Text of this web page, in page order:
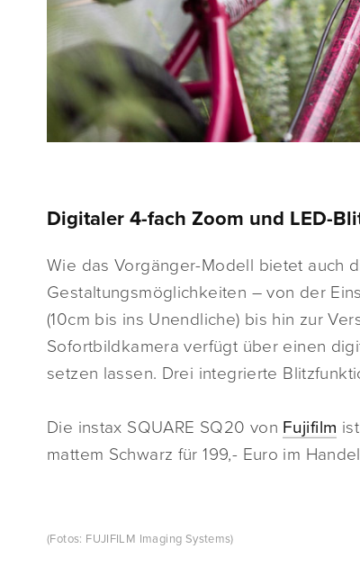
Digitaler 4-fach Zoom und LED-
Wie das Vorgänger-Modell bietet auch
Gestaltungsmöglichkeiten – von der
(10cm bis ins Unendliche) bis hin zur
Sofortbildkamera verfügt über einen
setzen lassen. Drei integrierte
Die instax SQUARE SQ20 von Fujifilm
mattem Schwarz für 199,- Euro im
(Fotos: FUJIFILM Imaging Systems)